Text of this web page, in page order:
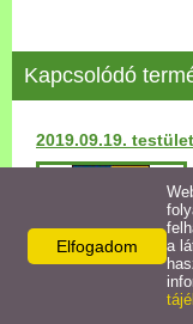
Egyéb
Egyéb
Egészségügyi
Uraiújfalu
Kapcsolódó
2019.09.19.
Elfogadom
a